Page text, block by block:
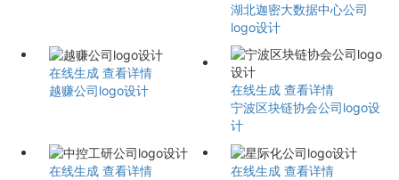
湖北迦密大数据中心公司
logo设计
在线生成 查看详情
越赚公司logo设计
在线生成 查看详情
宁波区块链协会公司logo设
计
在线生成 查看详情
在线生成 查看详情